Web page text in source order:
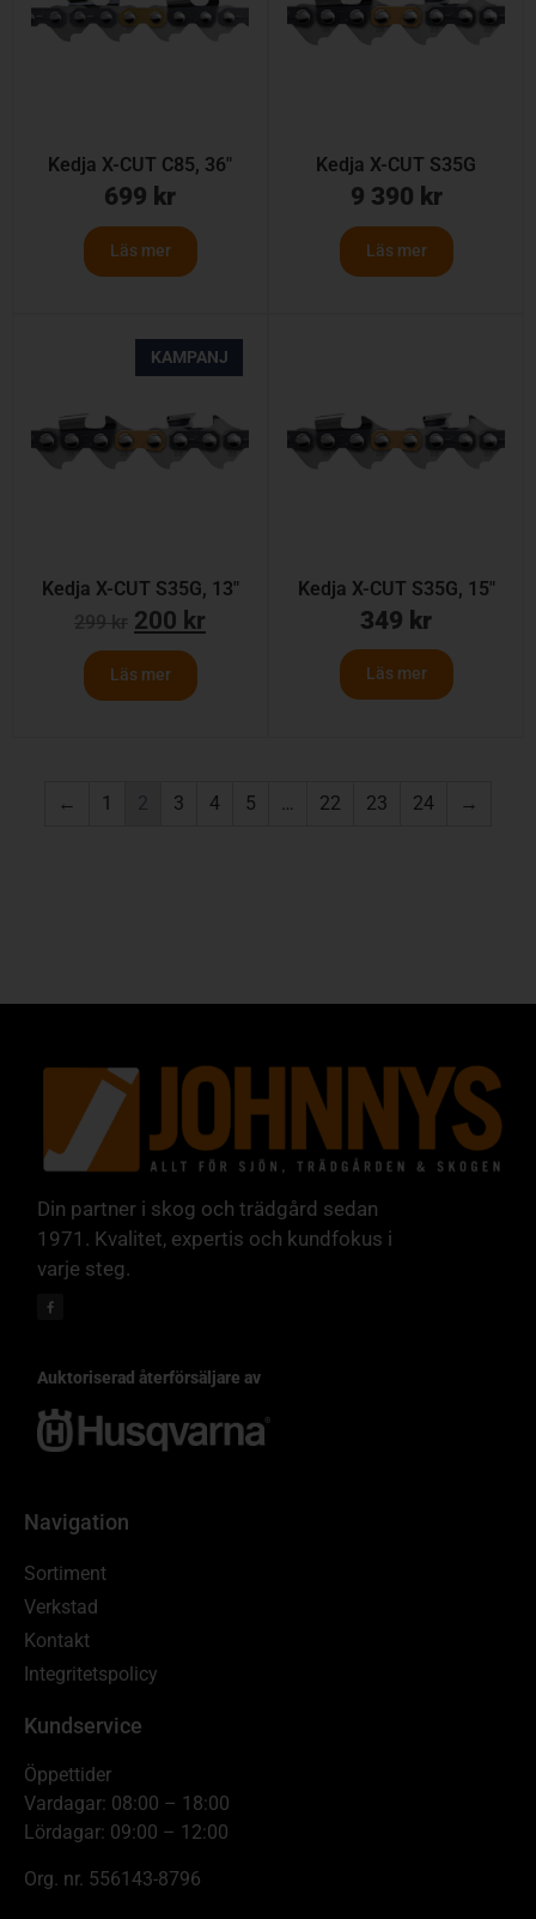
Kedja X-CUT C85, 36″
699 kr
Läs mer
Kedja X-CUT S35G
9 390 kr
Läs mer
KAMPANJ
Kedja X-CUT S35G, 13″
299 kr 200 kr
Läs mer
Kedja X-CUT S35G, 15″
349 kr
Läs mer
← 1 2 3 4 5 … 22 23 24 →
Din partner i skog och trädgård sedan
1971. Kvalitet, expertis och kundfokus i
varje steg.
Auktoriserad återförsäljare av
Navigation
Sortiment
Verkstad
Kontakt
Integritetspolicy
Kundservice
Öppettider
Vardagar: 08:00 – 18:00
Lördagar: 09:00 – 12:00
Org. nr. 556143-8796